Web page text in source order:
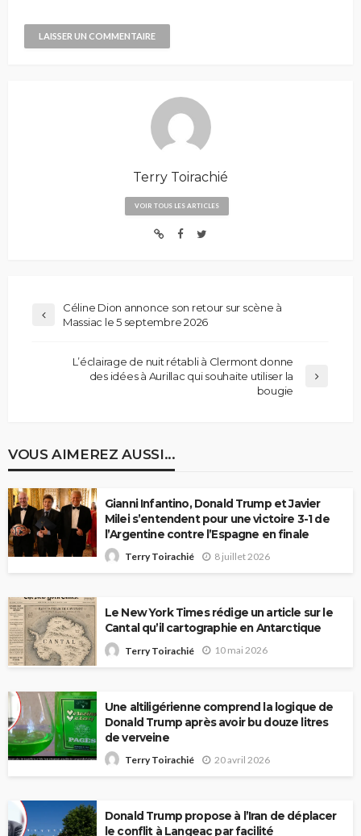
Terry Toirachié
VOIR TOUS LES ARTICLES
Céline Dion annonce son retour sur scène à
Massiac le 5 septembre 2026
L’éclairage de nuit rétabli à Clermont donne
des idées à Aurillac qui souhaite utiliser la
bougie
VOUS AIMEREZ AUSSI...
Gianni Infantino, Donald Trump et Javier
Milei s’entendent pour une victoire 3-1 de
l’Argentine contre l’Espagne en finale
Terry Toirachié 8 juillet 2026
Le New York Times rédige un article sur le
Cantal qu’il cartographie en Antarctique
Terry Toirachié 10 mai 2026
Une altiligérienne comprend la logique de
Donald Trump après avoir bu douze litres
de verveine
Terry Toirachié 20 avril 2026
Donald Trump propose à l’Iran de déplacer
le conflit à Langeac par facilité